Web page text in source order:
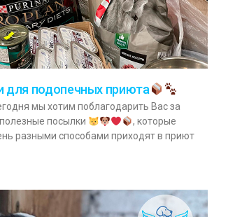
для подопечных приюта
мы хотим поблагодарить Вас за
посылки
, которые
разными способами приходят в приют